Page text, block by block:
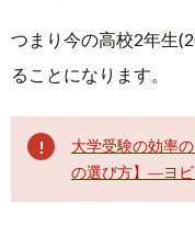
つまり今の高校2年生
ることになります。
大学受験の効率
の選び方】―ヨ